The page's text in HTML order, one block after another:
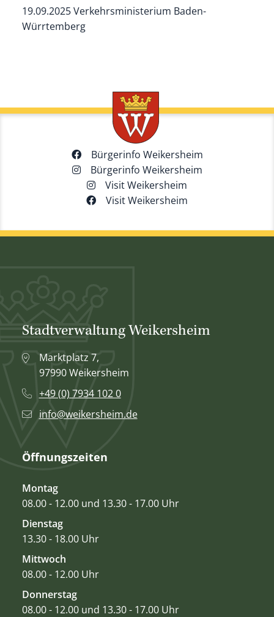
19.09.2025 Verkehrsministerium Baden-
Würrtemberg
Bürgerinfo Weikersheim
Bürgerinfo Weikersheim
Visit Weikersheim
Visit Weikersheim
Stadtverwaltung Weikersheim
Marktplatz 7,
97990 Weikersheim
+49 (0) 7934 102 0
info@weikersheim.de
Öffnungszeiten
Montag
08.00 - 12.00 und 13.30 - 17.00 Uhr
Dienstag
13.30 - 18.00 Uhr
Mittwoch
08.00 - 12.00 Uhr
Donnerstag
08.00 - 12.00 und 13.30 - 17.00 Uhr